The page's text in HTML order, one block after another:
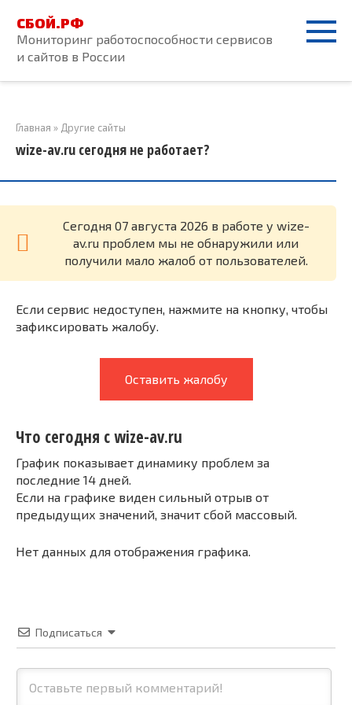
контенту
СБОЙ.РФ
Мониторинг работоспособности сервисов
и сайтов в России
Главная » Другие сайты
wize-av.ru сегодня не работает?
Cегодня 07 августа 2026 в работе у wize-
av.ru проблем мы не обнаружили или
получили мало жалоб от пользователей.
Если сервис недоступен, нажмите на кнопку, чтобы
зафиксировать жалобу.
Оставить жалобу
Что сегодня с wize-av.ru
График показывает динамику проблем за
последние 14 дней.
Если на графике виден сильный отрыв от
предыдущих значений, значит сбой массовый.
Нет данных для отображения графика.
Подписаться